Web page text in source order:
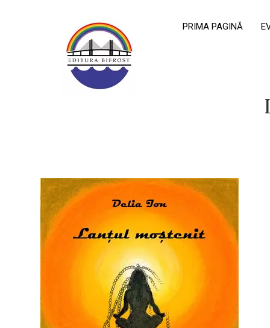
PRIMA PAGINĂ